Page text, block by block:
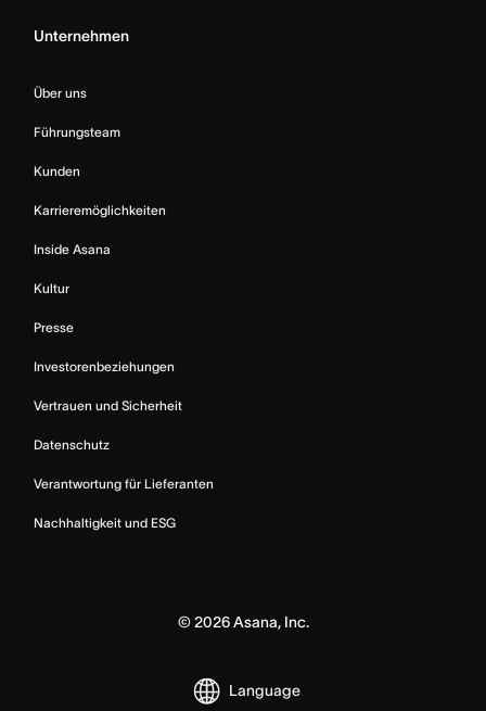
Unternehmen
Über uns
Führungsteam
Kunden
Karrieremöglichkeiten
Inside Asana
Kultur
Presse
Investorenbeziehungen
Vertrauen und Sicherheit
Datenschutz
Verantwortung für Lieferanten
Nachhaltigkeit und ESG
©2026Asana, Inc.
Language